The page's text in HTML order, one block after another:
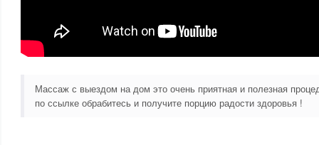
Массаж с выездом на дом это очень приятная и полезная
по ссылке обрабитесь и получите порцию радости здоровья !